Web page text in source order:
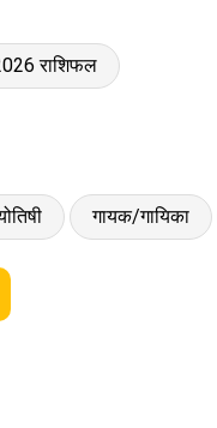
राशिफल
गायक/गायिका